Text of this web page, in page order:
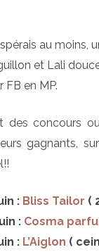
au
et Lali
en MP.
des concours
gagnants, sur
: Bliss Tailor (
: Cosma
: L’Aiglon (